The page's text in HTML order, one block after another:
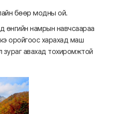
бөөр модны ой.
өнгийн намрын навчсаараа
оройгоос харахад маш
зураг авахад тохиромжтой